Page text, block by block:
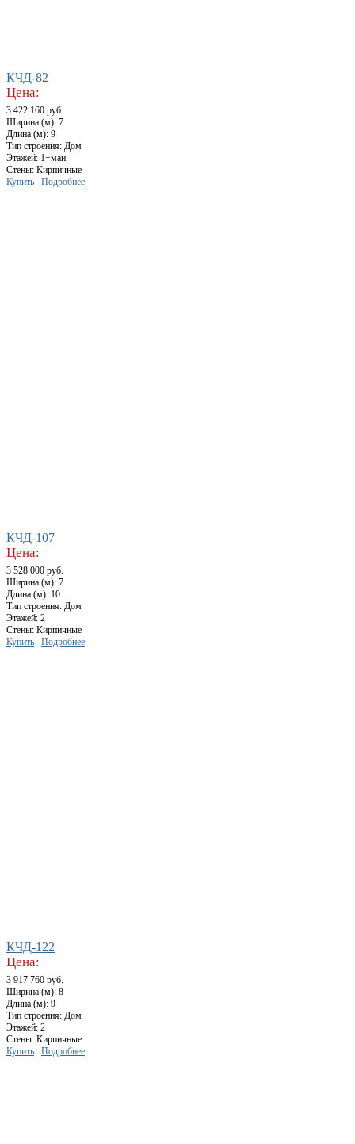
КЧД-82
Цена:
3 422 160 руб.
Ширина (м): 7
Длина (м): 9
Тип строения: Дом
Этажей: 1+ман.
Стены: Кирпичные
Купить
Подробнее
КЧД-107
Цена:
3 528 000 руб.
Ширина (м): 7
Длина (м): 10
Тип строения: Дом
Этажей: 2
Стены: Кирпичные
Купить
Подробнее
КЧД-122
Цена:
3 917 760 руб.
Ширина (м): 8
Длина (м): 9
Тип строения: Дом
Этажей: 2
Стены: Кирпичные
Купить
Подробнее